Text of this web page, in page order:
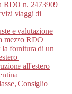
RDO n. 2473909
viaggi di
e valutazione
mezzo RDO
la fornitura di un
all'estero
Consiglio